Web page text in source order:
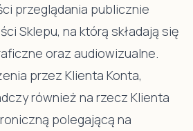
przeglądania publicznie
Sklepu, na którą składają się
oraz audiowizualne.
przez Klienta Konta,
również na rzecz Klienta
polegającą na